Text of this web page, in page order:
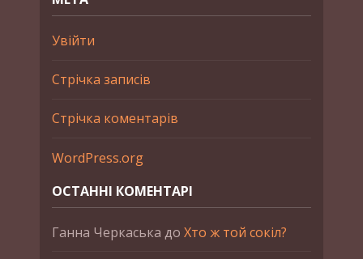
Увійти
Стрічка записів
Стрічка коментарів
WordPress.org
ОСТАННІ КОМЕНТАРІ
Ганна Черкаська до Хто ж той сокіл?